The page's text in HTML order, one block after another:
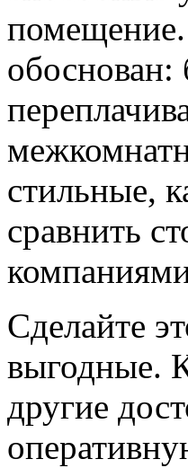
обоснован:
стильные,
сравнить
Сделайте
выгодные.
другие